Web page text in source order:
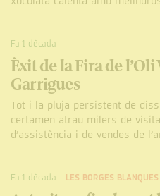
Fa 1 dècada
Èxit de la Fira de
Garrigues
Tot i la pluja persistent de
certamen atrau milers de
d’assistència i de vendes de
Fa 1 dècada - LES BORGES BLANQUES